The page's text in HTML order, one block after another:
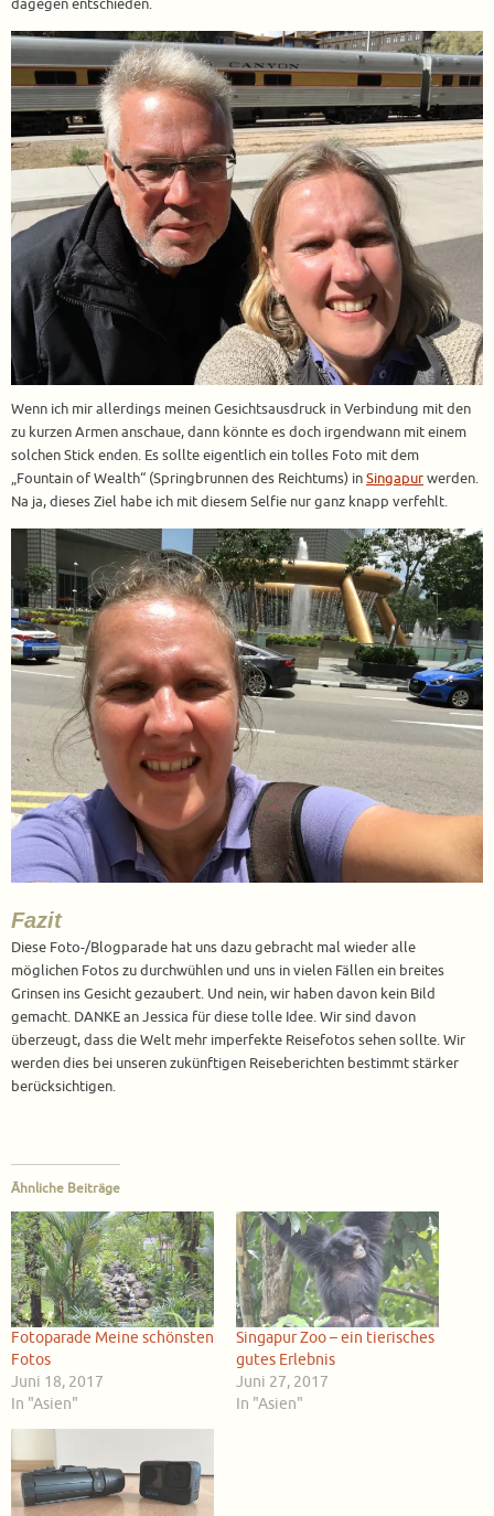
dagegen entschieden.
Wenn ich mir allerdings meinen Gesichtsausdruck in Verbindung mit den
zu kurzen Armen anschaue, dann könnte es doch irgendwann mit einem
solchen Stick enden. Es sollte eigentlich ein tolles Foto mit dem
„Fountain of Wealth“ (Springbrunnen des Reichtums) inSingapurwerden.
Na ja, dieses Ziel habe ich mit diesem Selfie nur ganz knapp verfehlt.
Fazit
Diese Foto-/Blogparade hat uns dazu gebracht mal wieder alle
möglichen Fotos zu durchwühlen und uns in vielen Fällen ein breites
Grinsen ins Gesicht gezaubert. Und nein, wir haben davon kein Bild
gemacht. DANKE an Jessica für diese tolle Idee. Wir sind davon
überzeugt, dass die Welt mehr imperfekte Reisefotos sehen sollte. Wir
werden dies bei unseren zukünftigen Reiseberichten bestimmt stärker
berücksichtigen.
Ähnliche Beiträge
Fotoparade Meine schönsten
Fotos
Juni 18, 2017
In "Asien"
Singapur Zoo – ein tierisches
gutes Erlebnis
Juni 27, 2017
In "Asien"